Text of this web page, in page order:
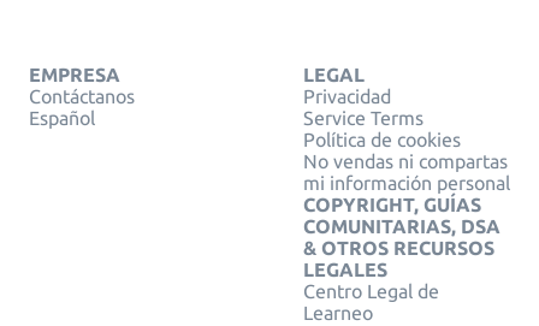
EMPRESA
Contáctanos
Español
LEGAL
Privacidad
Service Terms
Política de cookies
No vendas ni compartas
mi información personal
COPYRIGHT, GUÍAS
COMUNITARIAS, DSA
& OTROS RECURSOS
LEGALES
Centro Legal de
Learneo